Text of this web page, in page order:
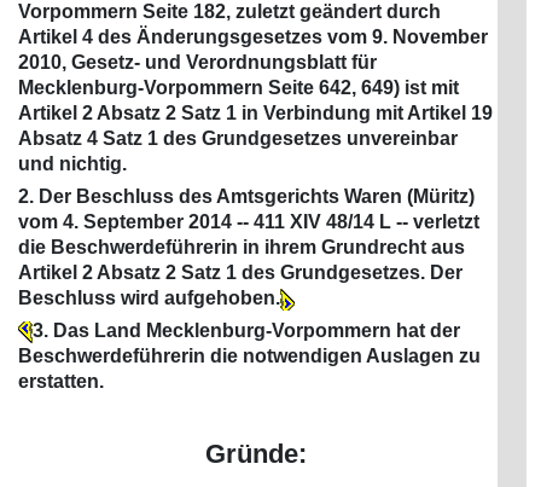
Vorpommern Seite 182, zuletzt geändert durch
Artikel 4 des Änderungsgesetzes vom 9. November
2010, Gesetz- und Verordnungsblatt für
Mecklenburg-Vorpommern Seite 642, 649) ist mit
Artikel 2 Absatz 2 Satz 1 in Verbindung mit Artikel 19
Absatz 4 Satz 1 des Grundgesetzes unvereinbar
und nichtig.
2. Der Beschluss des Amtsgerichts Waren (Müritz)
vom 4. September 2014 -- 411 XIV 48/14 L -- verletzt
die Beschwerdeführerin in ihrem Grundrecht aus
Artikel 2 Absatz 2 Satz 1 des Grundgesetzes. Der
Beschluss wird aufgehoben.
3. Das Land Mecklenburg-Vorpommern hat der
Beschwerdeführerin die notwendigen Auslagen zu
erstatten.
Gründe: